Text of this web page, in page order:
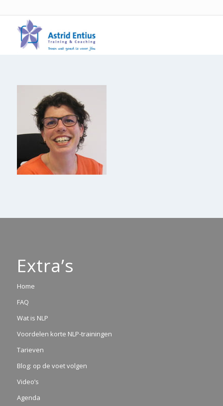
Extra’s
Home
FAQ
Wat is NLP
Voordelen korte NLP-trainingen
Tarieven
Blog: op de voet volgen
Video’s
Agenda